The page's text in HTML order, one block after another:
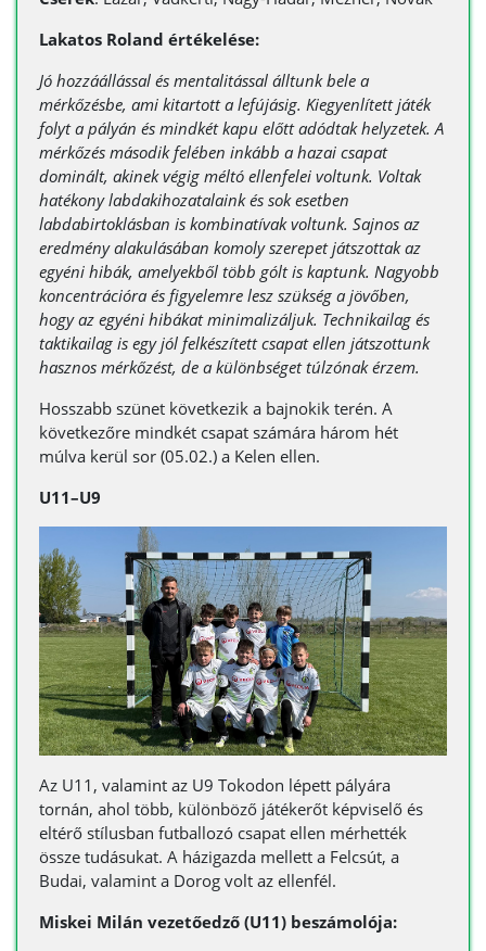
Lakatos Roland értékelése:
Jó hozzáállással és mentalitással álltunk bele a
mérkőzésbe, ami kitartott a lefújásig. Kiegyenlített játék
folyt a pályán és mindkét kapu előtt adódtak helyzetek. A
mérkőzés második felében inkább a hazai csapat
dominált, akinek végig méltó ellenfelei voltunk. Voltak
hatékony labdakihozatalaink és sok esetben
labdabirtoklásban is kombinatívak voltunk. Sajnos az
eredmény alakulásában komoly szerepet játszottak az
egyéni hibák, amelyekből több gólt is kaptunk. Nagyobb
koncentrációra és figyelemre lesz szükség a jövőben,
hogy az egyéni hibákat minimalizáljuk. Technikailag és
taktikailag is egy jól felkészített csapat ellen játszottunk
hasznos mérkőzést, de a különbséget túlzónak érzem.
Hosszabb szünet következik a bajnokik terén. A
következőre mindkét csapat számára három hét
múlva kerül sor (05.02.) a Kelen ellen.
U11–U9
Az U11, valamint az U9 Tokodon lépett pályára
tornán, ahol több, különböző játékerőt képviselő és
eltérő stílusban futballozó csapat ellen mérhették
össze tudásukat. A házigazda mellett a Felcsút, a
Budai, valamint a Dorog volt az ellenfél.
Miskei Milán vezetőedző (U11) beszámolója: